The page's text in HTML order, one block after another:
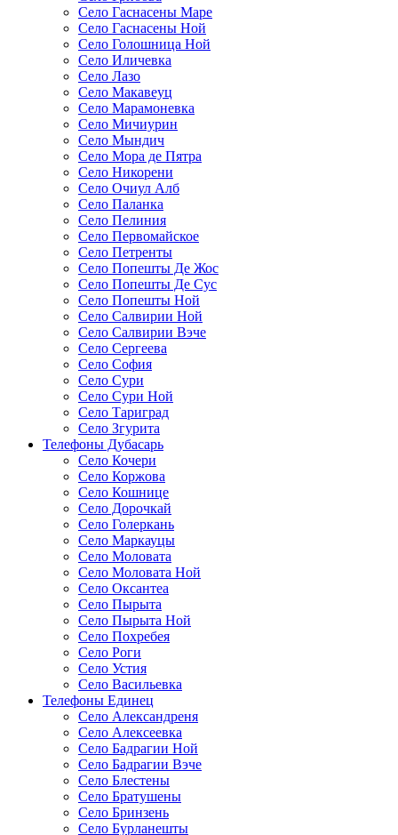
Село Гаснасены Маре
Село Гаснасены Ной
Село Голошница Ной
Село Иличевка
Село Лазо
Село Макавеуц
Село Марамоневка
Село Мичиурин
Село Мындич
Село Мора де Пятра
Село Никорени
Село Очиул Алб
Село Паланка
Село Пелиния
Село Первомайское
Село Петренты
Село Попешты Де Жос
Село Попешты Де Сус
Село Попешты Ной
Село Салвирии Ной
Село Салвирии Вэче
Село Сергеева
Село София
Село Сури
Село Сури Ной
Село Тариград
Село Згурита
Телефоны Дубасарь
Село Кочери
Село Коржова
Село Кошнице
Село Дорочкай
Село Голеркань
Село Маркауцы
Село Моловата
Село Моловата Ной
Село Оксантеа
Село Пырыта
Село Пырыта Ной
Село Похребея
Село Роги
Село Устия
Село Васильевка
Телефоны Единец
Село Александреня
Село Алексеевка
Село Бадрагии Ной
Село Бадрагии Вэче
Село Блестены
Село Братушены
Село Бринзень
Село Бурланешты